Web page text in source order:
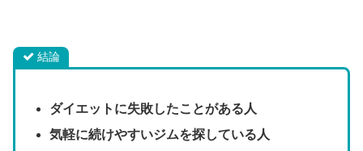
結論
ダイエットに失敗したことがある人
気軽に続けやすいジムを探している人